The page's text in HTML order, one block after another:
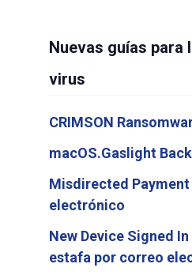
Nuevas guías para
virus
CRIMSON
macOS.Gaslight
Misdirected
electrónico
New Device Signed
estafa por correo